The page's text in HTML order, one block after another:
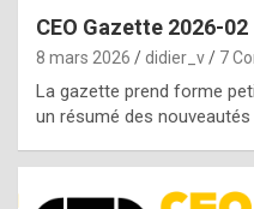
CEO Gazette 2026-02
8 mars 2026 didier_v 7
La gazette prend forme
un résumé des